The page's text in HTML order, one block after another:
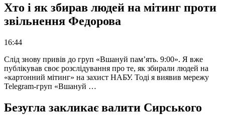
Хто і як збирав людей на мітинг проти
звільнення Федорова
16:44
Слід знову привів до груп «Вшануй пам’ять. 9:00». Я вже
публікував своє розслідування про те, як збирали людей на
«картонний мітинг» на захист НАБУ. Тоді я виявив мережу
Telegram-груп «Вшануй …
Безугла закликає валити Сирського